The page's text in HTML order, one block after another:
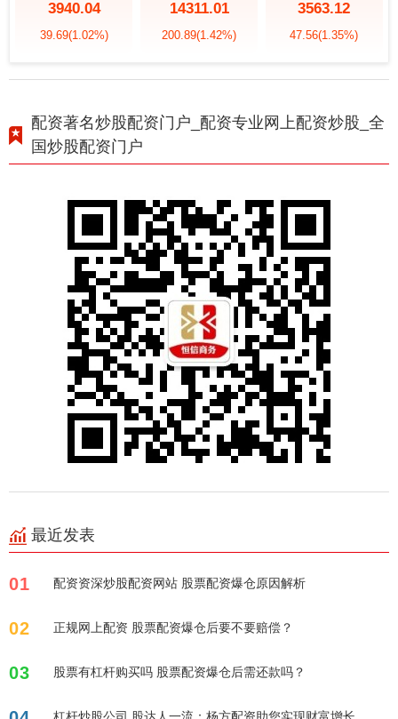
3940.04
39.69(1.02%)
14311.01
200.89(1.42%)
3563.12
47.56(1.35%)
配资著名炒股配资门户_配资专业网上配资炒股_全
国炒股配资门户
最近发表
01 配资资深炒股配资网站 股票配资爆仓原因解析
02 正规网上配资 股票配资爆仓后要不要赔偿？
03 股票有杠杆购买吗 股票配资爆仓后需还款吗？